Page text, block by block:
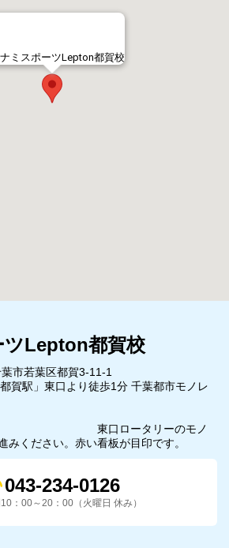
ミスポーツLepton都賀校
ツLepton都賀校
市若葉区都賀3-11-1
賀駅」東口より徒歩1分 千葉都市モノレ
タリーのモノ
みください。赤い看板が目印です。
043-234-0126
：00～20：00（火曜日 休み）